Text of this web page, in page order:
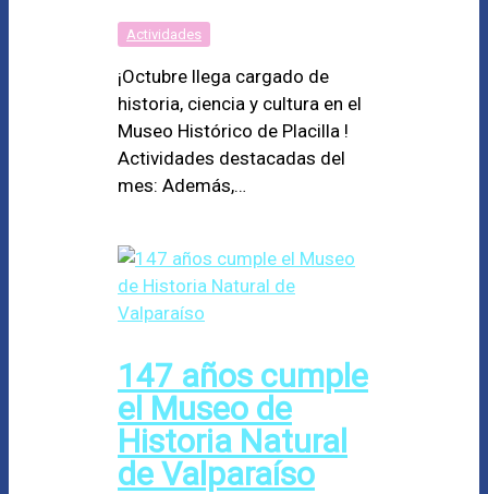
Actividades
¡Octubre llega cargado de
historia, ciencia y cultura en el
Museo Histórico de Placilla !
Actividades destacadas del
mes: Además,…
147 años cumple
el Museo de
Historia Natural
de Valparaíso